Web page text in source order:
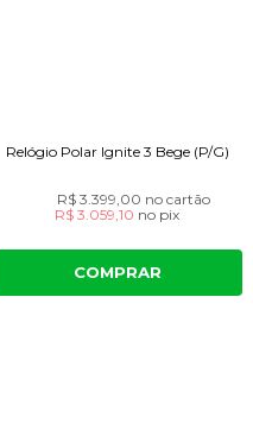
Relógio Polar Ignite 3 Bege (P/G)
R$ 3.399,00 no cartão
R$ 3.059,10 no pix
COMPRAR